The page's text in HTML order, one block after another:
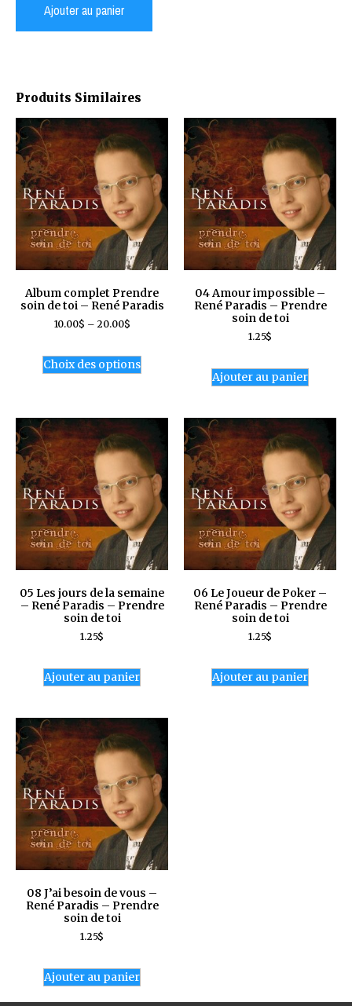
Ajouter au panier
Produits Similaires
Album complet Prendre
soin de toi – René Paradis
10.00$ – 20.00$
Choix des options
04 Amour impossible –
René Paradis – Prendre
soin de toi
1.25$
Ajouter au panier
05 Les jours de la semaine
– René Paradis – Prendre
soin de toi
1.25$
Ajouter au panier
06 Le Joueur de Poker –
René Paradis – Prendre
soin de toi
1.25$
Ajouter au panier
08 J’ai besoin de vous –
René Paradis – Prendre
soin de toi
1.25$
Ajouter au panier